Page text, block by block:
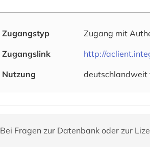
Zugangstyp
Zugang mit
Zugangslink
http://
Nutzung
deutschlandweit
Bei Fragen zur Datenbank oder zur